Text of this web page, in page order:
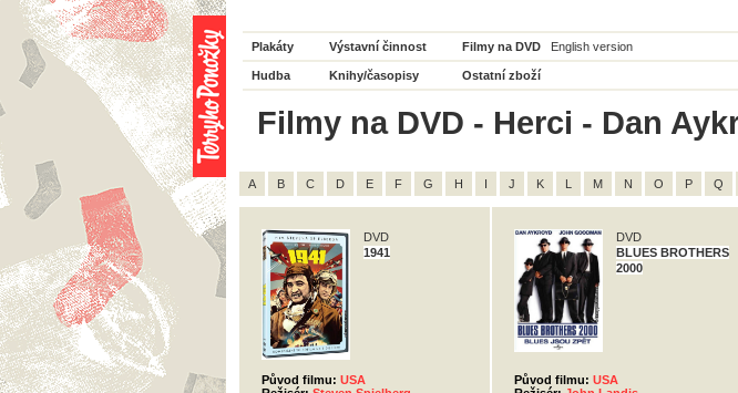
Plakáty Výstavní činnost Filmy na DVD English version
Hudba Knihy/časopisy Ostatní zboží
Filmy na DVD - Herci - Dan
A B C D E F G H I J K L M N O P Q
DVD
1941
Původ filmu: USA
DVD
BLUES BROTHERS
2000
Původ filmu: USA